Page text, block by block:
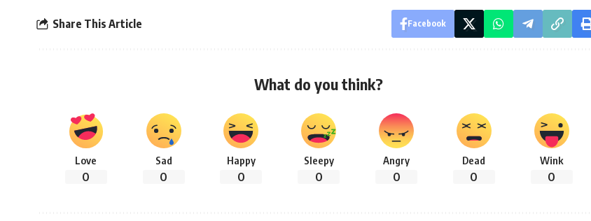
Share This Article Facebook
What do you think?
Love
0
Sad
0
Happy
0
Sleepy
0
Angry
0
Dead
0
Wink
0